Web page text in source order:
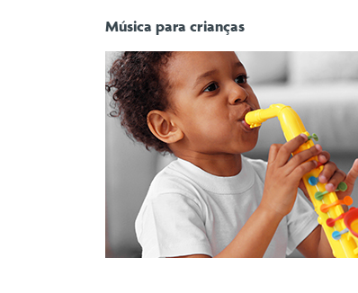
Música para crianças